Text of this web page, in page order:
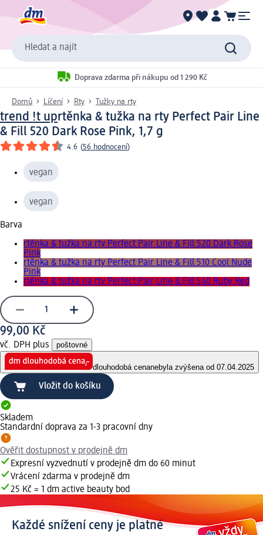
Hledat a najít
Doprava zdarma při nákupu od 1 290 Kč
Domů Líčení Rty Tužky na rty
trend !t uprtěnka & tužka na rty Perfect Pair Line
& Fill 520 Dark Rose Pink, 1,7 g
4.6 (56 hodnocení)
vegan
vegan
Barva
rtěnka & tužka na rty Perfect Pair Line & Fill 520 Dark Rose
Pink
rtěnka & tužka na rty Perfect Pair Line & Fill 510 Cool Nude
Pink
rtěnka & tužka na rty Perfect Pair Line & Fill 540 Ruby Red
99,00 Kč
vč. DPH plus poštovné
dlouhodobá cenanebyla zvýšena od 07.04.2025
Vložit do košíku
Skladem
Standardní doprava za 1-3 pracovní dny
Ověřit dostupnost v prodejně dm
Expresní vyzvednutí v prodejně dm do 60 minut
Vrácení zdarma v prodejně dm
25 Kč = 1 dm active beauty bod
Každé snížení ceny je platné